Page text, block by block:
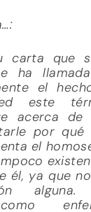
carta que
ha
el
este
acerca de
por qué
el
él, ya que